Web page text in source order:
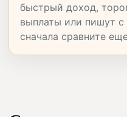
быстрый доход,
выплаты или пишут с
сначала сравните